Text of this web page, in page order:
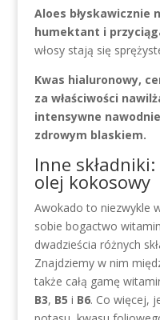
Aloes błyskawicznie
humektant i
włosy stają się
Kwas hialuronowy,
za właściwości
intensywne
zdrowym blaskiem.
Inne
olej kokosowy
Awokado to niezwykle
sobie bogactwo
dwadzieścia różnych
Znajdziemy w nim
także całą gamę
B3, B5 i B6. Co więcej,